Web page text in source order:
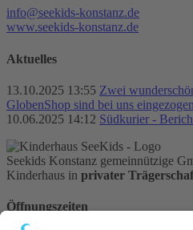
info@seekids-konstanz.de
www.seekids-konstanz.de
Aktuelles
13.10.2025 13:55 Zwei
GlobenShop sind bei uns eingezogen
10.06.2025 14:12 Südkurier -
Seekids Konstanz gemeinnützige
Kinderhaus in privater
Öffnungszeiten